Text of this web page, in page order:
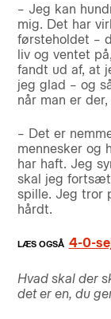
– Jeg kan
mig. Det har
førsteholdet –
liv og ventet
fandt ud af, at
jeg glad – og
når man er
– Det er
mennesker og
har haft. Jeg
skal jeg
spille. Jeg tror
hårdt.
4-0-
Hvad skal der
det er en, du